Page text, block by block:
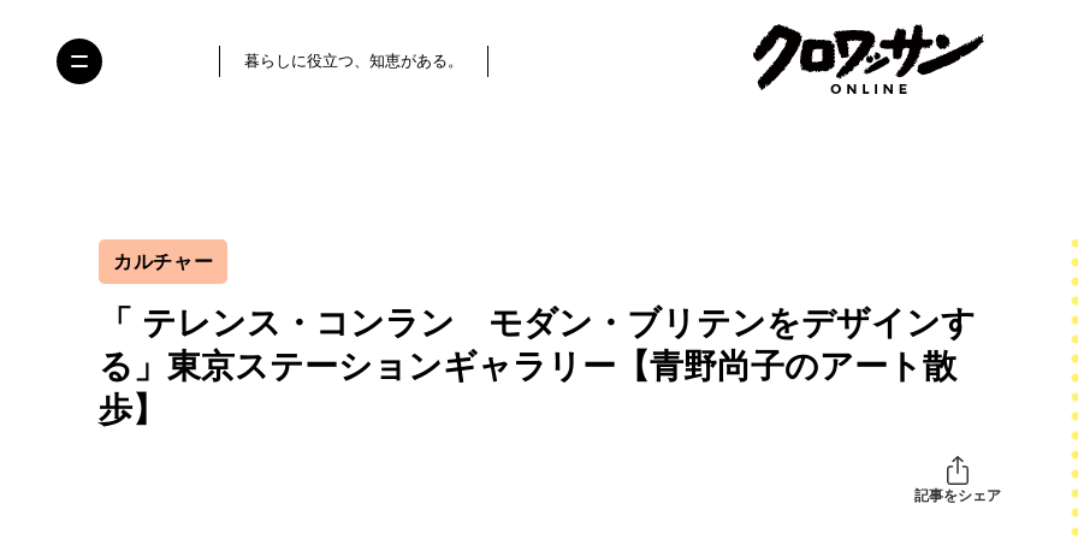
暮らしに役立つ、知恵がある。
カルチャー
「 テレンス・コンラン モダン・ブリテンをデザインす
る」東京ステーションギャラリー【青野尚子のアート散
歩】
記事をシェア